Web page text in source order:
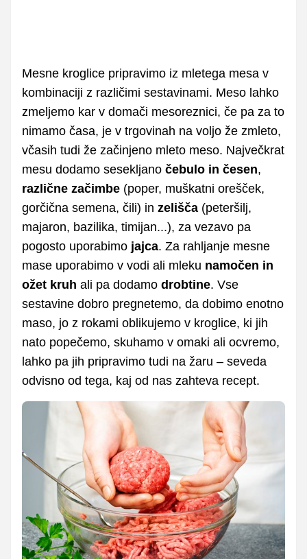
Mesne kroglice pripravimo iz mletega mesa v
kombinaciji z različimi sestavinami. Meso lahko
zmeljemo kar v domači mesoreznici, če pa za to
nimamo časa, je v trgovinah na voljo že zmleto,
včasih tudi že začinjeno mleto meso. Največkrat
mesu dodamo sesekljano čebulo in česen,
različne začimbe (poper, muškatni orešček,
gorčična semena, čili) in zelišča (peteršilj,
majaron, bazilika, timijan...), za vezavo pa
pogosto uporabimo jajca. Za rahljanje mesne
mase uporabimo v vodi ali mleku namočen in
ožet kruh ali pa dodamo drobtine. Vse
sestavine dobro pregnetemo, da dobimo enotno
maso, jo z rokami oblikujemo v kroglice, ki jih
nato popečemo, skuhamo v omaki ali ocvremo,
lahko pa jih pripravimo tudi na žaru – seveda
odvisno od tega, kaj od nas zahteva recept.